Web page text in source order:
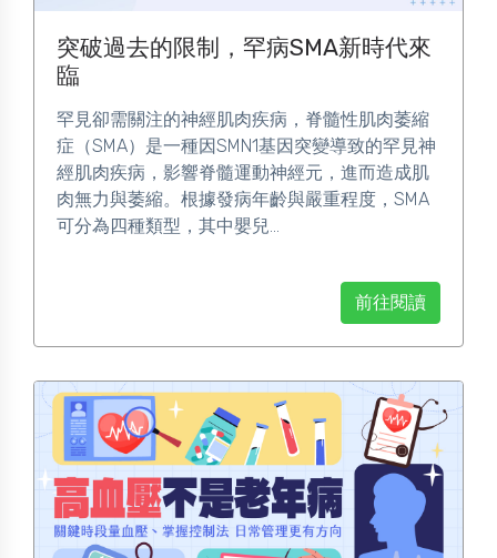
突破過去的限制，罕病SMA新時代來
臨
罕見卻需關注的神經肌肉疾病，脊髓性肌肉萎縮
症（SMA）是一種因SMN1基因突變導致的罕見神
經肌肉疾病，影響脊髓運動神經元，進而造成肌
肉無力與萎縮。根據發病年齡與嚴重程度，SMA
可分為四種類型，其中嬰兒...
前往閱讀